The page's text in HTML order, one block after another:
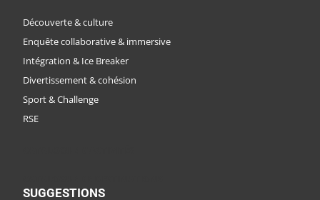
Découverte & culture
Enquête collaborative & immersive
Intégration & Ice Breaker
Divertissement & cohésion
Sport & Challenge
RSE
SUGGESTIONS